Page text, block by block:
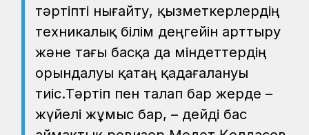
тәртіпті нығайту, қызметкерлердің
техникалық білім деңгейін арттыру
және тағы басқа да міндеттердің
орындалуы қатаң қадағалануы
тиіс.Тәртіп пен талап бар жерде –
жүйелі жұмыс бар, – дейді бас